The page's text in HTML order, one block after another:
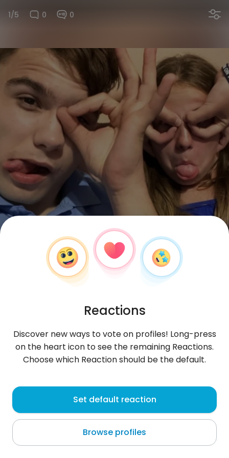
1/5 0 0
Chris98 , 28
Seoul
Ubóstwiam inteligentnych ludzi i lubię rozmowy na
poziomie . Kocham podróże, śmiech, aczkolwiek
Reactions
Discover new ways to vote on profiles! Long-press
on the heart icon to see the remaining Reactions.
Choose which Reaction should be the default.
Set default reaction
Browse profiles